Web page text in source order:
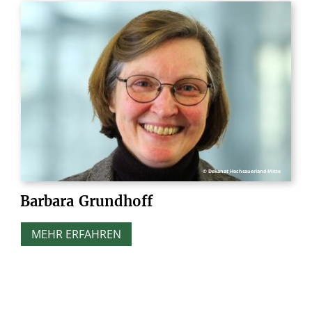
© Dekanat Hochsauerland-Mitte
Barbara Grundhoff
MEHR ERFAHREN